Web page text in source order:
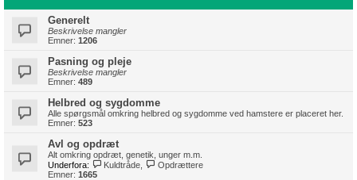
Generelt
Beskrivelse mangler
Emner: 1206
Pasning og pleje
Beskrivelse mangler
Emner: 489
Helbred og sygdomme
Alle spørgsmål omkring helbred og sygdomme ved hamstere er placeret her.
Emner: 523
Avl og opdræt
Alt omkring opdræt, genetik, unger m.m.
Underfora:
Kuldtråde
Opdrættere
Emner: 1665